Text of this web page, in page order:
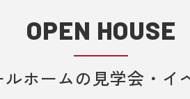
OPEN HOUSE
ルホームの見学会・イ